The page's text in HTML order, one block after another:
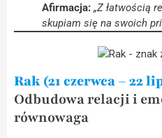
Afirmacja: „Z łatwością
skupiam się na swoich
Rak (21 czerwca – 22
Odbudowa relacji i
równowaga